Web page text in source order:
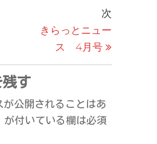
投
稿
次
きらっとニュー
ス 4月号
残す
が公開されることはあ
が付いている欄は必須